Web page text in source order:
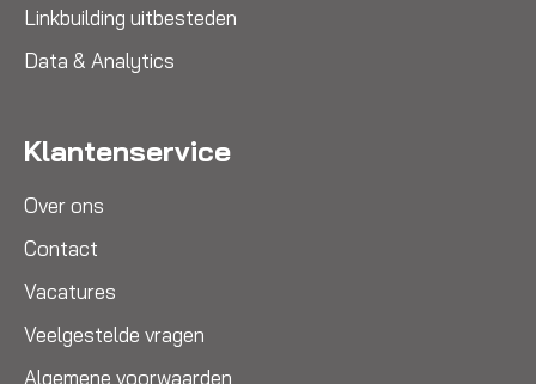
Linkbuilding uitbesteden
Data & Analytics
Klantenservice
Over ons
Contact
Vacatures
Veelgestelde vragen
Algemene voorwaarden